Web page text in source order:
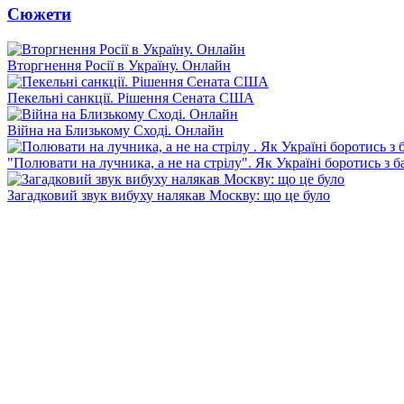
Сюжети
Вторгнення Росії в Україну. Онлайн
Пекельні санкції. Рішення Сената США
Війна на Близькому Сході. Онлайн
"Полювати на лучника, а не на стрілу". Як Україні боротись з
Загадковий звук вибуху налякав Москву: що це було